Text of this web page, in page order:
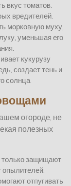
вкус томатов.
вредителей.
морковную муху,
уменьшая его
кукурузу
создает тень и
солнца.
огороде, не
полезных
защищают
опылителей.
отпугивать